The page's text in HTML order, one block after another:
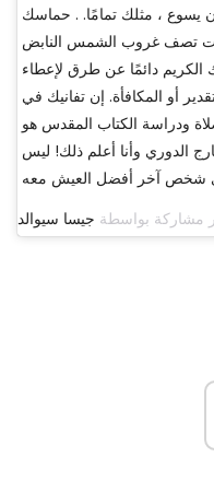
يسوع ، مثلك تمامًا. . حماسك
كنت تصف غروب الشمس النابض
الكريم دائمًا عن طرق لإعطاء
أو المكافأة. إن تفانيك في
ودراسة الكتاب المقدس هو
الدوري وأنا أعلم ذلك! ليس
مشاركة بواسطة جيسا سيوالد